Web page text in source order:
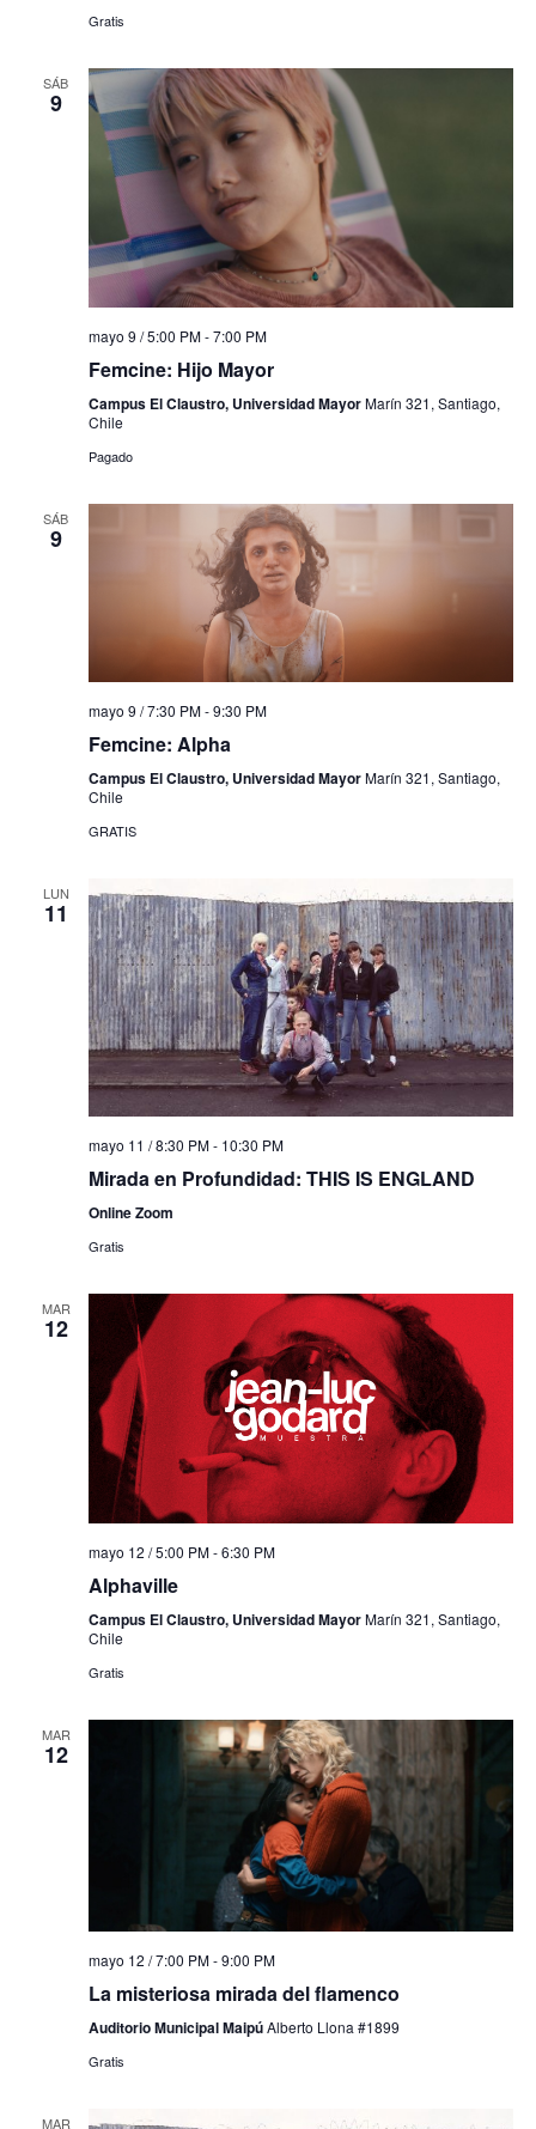
Gratis
SÁB
9
mayo 9 / 5:00 PM-7:00 PM
Femcine: Hijo Mayor
Campus El Claustro, Universidad MayorMarín 321, Santiago,
Chile
Pagado
SÁB
9
mayo 9 / 7:30 PM-9:30 PM
Femcine: Alpha
Campus El Claustro, Universidad MayorMarín 321, Santiago,
Chile
GRATIS
LUN
11
mayo 11 / 8:30 PM- 10:30 PM
Mirada en Profundidad: THIS IS ENGLAND
Online Zoom
Gratis
MAR
12
mayo 12 / 5:00 PM-6:30 PM
Alphaville
Campus El Claustro, Universidad MayorMarín 321, Santiago,
Chile
Gratis
MAR
12
mayo 12 / 7:00 PM-9:00 PM
La misteriosa mirada del flamenco
Auditorio Municipal MaipúAlberto Llona #1899
Gratis
MAR